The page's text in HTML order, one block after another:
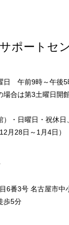
ポートセ
日 午前9時～午後5
合は第3土曜日開
・日曜日・祝休日、
月28日～1月4日）
6番3号 名古屋市
歩5分